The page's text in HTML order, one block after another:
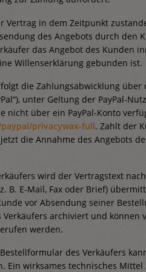
in dem Zeitpunkt
des Angebots durch
das Angebot des Kunden
Willenserklärung gebunden ist.
die Zahlungsabwicklung über
unter Geltung der PayPal-
nicht über ein PayPal-Konto
/privacywax-full. Zahlt der
die Annahme des Angebots
wird der Vertragstext
B. E-Mail, Fax oder Brief)
vor Absendung seiner
archiviert und
werden.
des Verkäufers
wirksames technisches